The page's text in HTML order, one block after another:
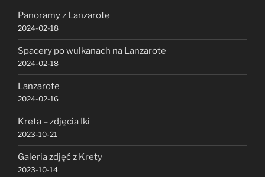
Panoramy z Lanzarote
2024-02-18
Spacery po wulkanach na Lanzarote
2024-02-18
Lanzarote
2024-02-16
Kreta – zdjęcia Iki
2023-10-21
Galeria zdjęć z Krety
2023-10-14